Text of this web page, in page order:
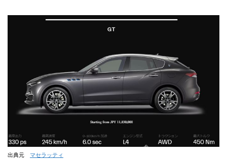
出典元 マセラッティ